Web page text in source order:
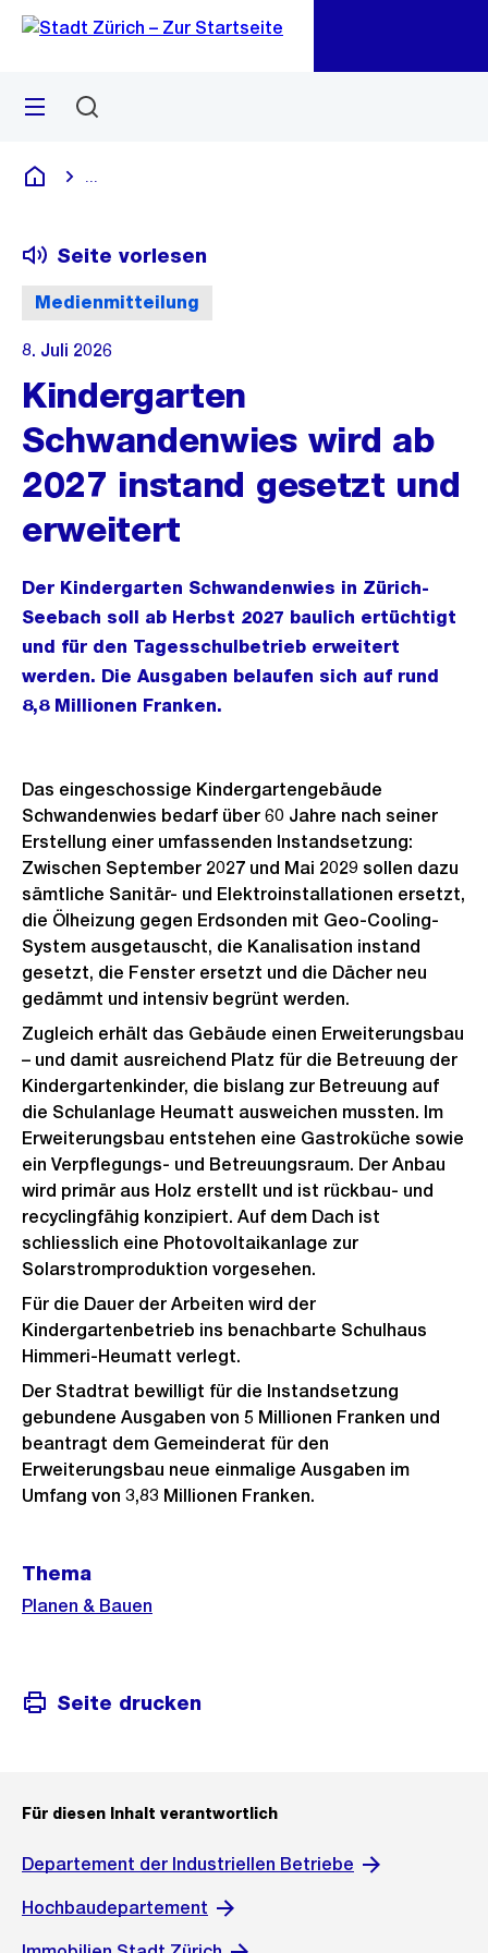
Navigation
Sprunglink
Menü
Deutsch
Medienmitteilung
Seite vorlesen
8. Juli 2026
Kindergarten
Schwandenwies wird ab
2027 instand gesetzt und
erweitert
Der Kindergarten Schwandenwies in Zürich-
Seebach soll ab Herbst 2027 baulich ertüchtigt
und für den Tagesschulbetrieb erweitert
werden. Die Ausgaben belaufen sich auf rund
8,8 Millionen Franken.
Das eingeschossige Kindergartengebäude
Schwandenwies bedarf über 60 Jahre nach seiner
Erstellung einer umfassenden Instandsetzung:
Zwischen September 2027 und Mai 2029 sollen dazu
sämtliche Sanitär- und Elektroinstallationen ersetzt,
die Ölheizung gegen Erdsonden mit Geo-Cooling-
System ausgetauscht, die Kanalisation instand
gesetzt, die Fenster ersetzt und die Dächer neu
gedämmt und intensiv begrünt werden.
Zugleich erhält das Gebäude einen Erweiterungsbau
– und damit ausreichend Platz für die Betreuung der
Kindergartenkinder, die bislang zur Betreuung auf
die Schulanlage Heumatt ausweichen mussten. Im
Erweiterungsbau entstehen eine Gastroküche sowie
ein Verpflegungs- und Betreuungsraum. Der Anbau
wird primär aus Holz erstellt und ist rückbau- und
recyclingfähig konzipiert. Auf dem Dach ist
schliesslich eine Photovoltaikanlage zur
Solarstromproduktion vorgesehen.
Für die Dauer der Arbeiten wird der
Kindergartenbetrieb ins benachbarte Schulhaus
Himmeri-Heumatt verlegt.
Der Stadtrat bewilligt für die Instandsetzung
gebundene Ausgaben von 5 Millionen Franken und
beantragt dem Gemeinderat für den
Erweiterungsbau neue einmalige Ausgaben im
Umfang von 3,83 Millionen Franken.
Weitere
Informationen
Thema
Planen & Bauen
Seite drucken
Für diesen Inhalt verantwortlich
Departement der Industriellen Betriebe
Hochbaudepartement